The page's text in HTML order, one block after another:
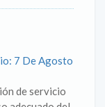
7 De Agosto
de servicio